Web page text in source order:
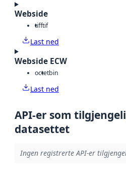
Webside
tifftif
Last ned
Webside ECW
octetbin
Last ned
API-er som
datasettet
Ingen registrerte API-er